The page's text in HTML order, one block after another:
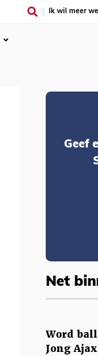
Ik wil meer
Geef
Net
Word
Jong